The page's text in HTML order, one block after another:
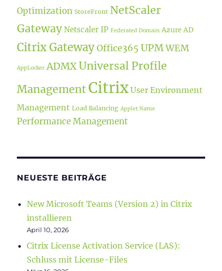
Optimization StoreFront NetScaler
Gateway Netscaler IP Federated Domain Azure AD
Citrix GatewayOffice365 UPM WEM
AppLocker ADMXUniversal Profile
Management Citrix User Environment
Management Load Balancing Applet Name
Performance Management
NEUESTE BEITRÄGE
New Microsoft Teams (Version 2) in Citrix
installieren
April 10, 2026
Citrix License Activation Service (LAS):
Schluss mit License-Files